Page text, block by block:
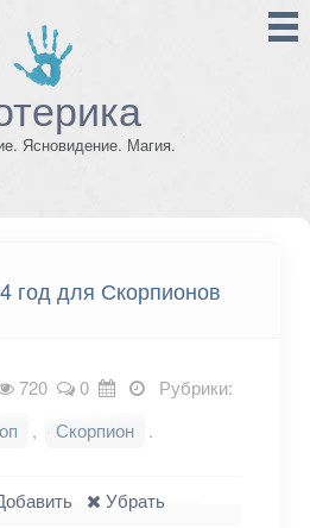
Ясновидение. Магия.
год для Скорпионов
720 0
Рубрики:
, Скорпион .
Убрать